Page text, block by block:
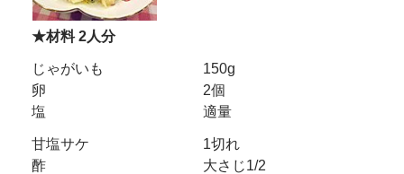
★材料 2人分
じゃがいも
150g
卵
2個
塩
適量
甘塩サケ
1切れ
酢
大さじ1/2